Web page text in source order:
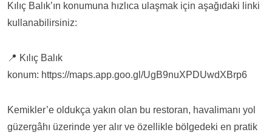
Kılıç Balık’ın konumuna hızlıca ulaşmak için aşağıdaki linki
kullanabilirsiniz:
📍 Kılıç Balık
konum: https://maps.app.goo.gl/UgB9nuXPDUwdXBrp6
Kemikler’e oldukça yakın olan bu restoran, havalimanı yol
güzergâhı üzerinde yer alır ve özellikle bölgedeki en pratik